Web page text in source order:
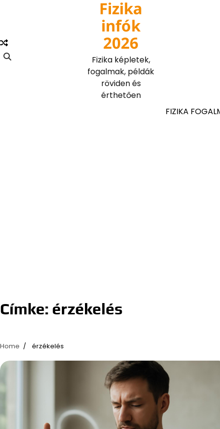
Fizika
infók
2026
Fizika képletek,
fogalmak, példák
röviden és
érthetően
FIZIKA
Címke: érzékelés
Home érzékelés